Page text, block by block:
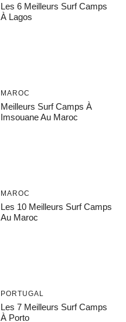
Les 6 Meilleurs Surf Camps
À Lagos
MAROC
Meilleurs Surf Camps À
Imsouane Au Maroc
MAROC
Les 10 Meilleurs Surf Camps
Au Maroc
PORTUGAL
Les 7 Meilleurs Surf Camps
À Porto